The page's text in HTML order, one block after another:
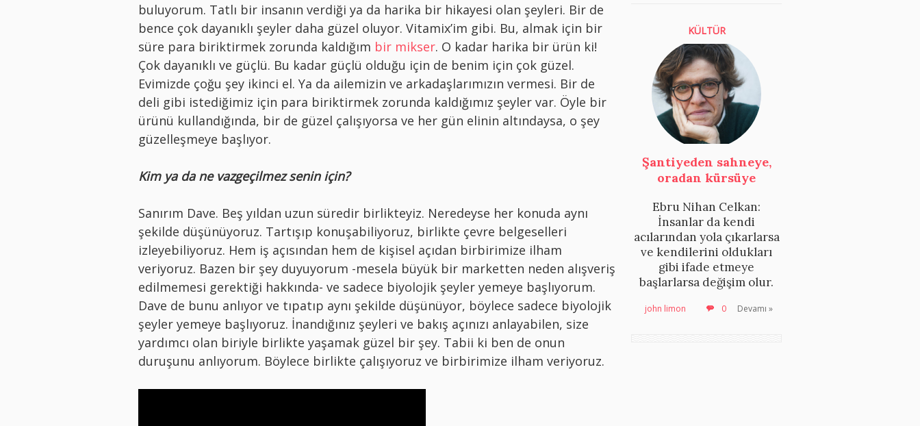
buluyorum. Tatlı bir insanın verdiği ya da harika bir hikayesi olan şeyleri. Bir de
bence çok dayanıklı şeyler daha güzel oluyor. Vitamix’im gibi. Bu, almak için bir
süre para biriktirmek zorunda kaldığım bir mikser. O kadar harika bir ürün ki!
Çok dayanıklı ve güçlü. Bu kadar güçlü olduğu için de benim için çok güzel.
Evimizde çoğu şey ikinci el. Ya da ailemizin ve arkadaşlarımızın vermesi. Bir de
deli gibi istediğimiz için para biriktirmek zorunda kaldığımız şeyler var. Öyle bir
ürünü kullandığında, bir de güzel çalışıyorsa ve her gün elinin altındaysa, o şey
güzelleşmeye başlıyor.
Kim ya da ne vazgeçilmez senin için?
Sanırım Dave. Beş yıldan uzun süredir birlikteyiz. Neredeyse her konuda aynı
şekilde düşünüyoruz. Tartışıp konuşabiliyoruz, birlikte çevre belgeselleri
izleyebiliyoruz. Hem iş açısından hem de kişisel açıdan birbirimize ilham
veriyoruz. Bazen bir şey duyuyorum -mesela büyük bir marketten neden alışveriş
edilmemesi gerektiği hakkında- ve sadece biyolojik şeyler yemeye başlıyorum.
Dave de bunu anlıyor ve tıpatıp aynı şekilde düşünüyor, böylece sadece biyolojik
şeyler yemeye başlıyoruz. İnandığınız şeyleri ve bakış açınızı anlayabilen, size
yardımcı olan biriyle birlikte yaşamak güzel bir şey. Tabii ki ben de onun
duruşunu anlıyorum. Böylece birlikte çalışıyoruz ve birbirimize ilham veriyoruz.
KÜLTÜR
Şantiyeden sahneye,
oradan kürsüye
Ebru Nihan Celkan:
İnsanlar da kendi
acılarından yola çıkarlarsa
ve kendilerini oldukları
gibi ifade etmeye
başlarlarsa değişim olur.
john limon 0 Devamı »